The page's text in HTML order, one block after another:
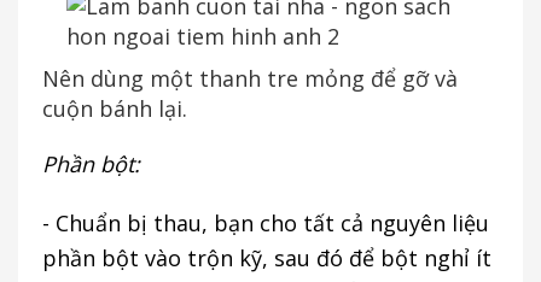
Nên dùng một thanh tre mỏng để gỡ và
cuộn bánh lại.
Phần bột:
- Chuẩn bị thau, bạn cho tất cả nguyên liệu
phần bột vào trộn kỹ, sau đó để bột nghỉ ít